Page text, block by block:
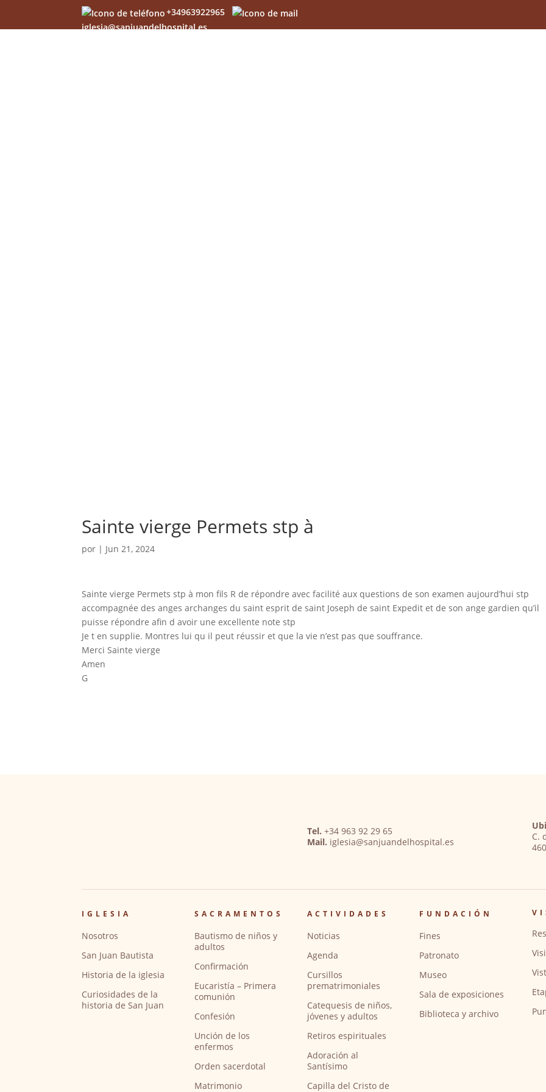
+34963922965
iglesia@sanjuandelhospital.es
Sainte vierge Permets stp à
por | Jun 21, 2024
Sainte vierge Permets stp à mon fils R de répondre avec facilité aux questions de son examen aujourd’hui stp
accompagnée des anges archanges du saint esprit de saint Joseph de saint Expedit et de son ange gardien qu’il
puisse répondre afin d avoir une excellente note stp
Je t en supplie. Montres lui qu il peut réussir et que la vie n’est pas que souffrance.
Merci Sainte vierge
Amen
G
Tel. +34 963 92 29 65
Mail. iglesia@sanjuandelhospital.es
C.
IGLESIA
Nosotros
San Juan Bautista
Historia de la iglesia
Curiosidades de la
historia de San Juan
SACRAMENTOS
Bautismo de niños y
adultos
Confirmación
Eucaristía – Primera
comunión
Confesión
Unción de los
enfermos
Orden sacerdotal
Matrimonio
ACTIVIDADES
Noticias
Agenda
Cursillos
prematrimoniales
Catequesis de niños,
jóvenes y adultos
Retiros espirituales
Adoración al
Santísimo
Capilla del Cristo de
FUNDACIÓN
Fines
Patronato
Museo
Sala de exposiciones
Biblioteca y archivo